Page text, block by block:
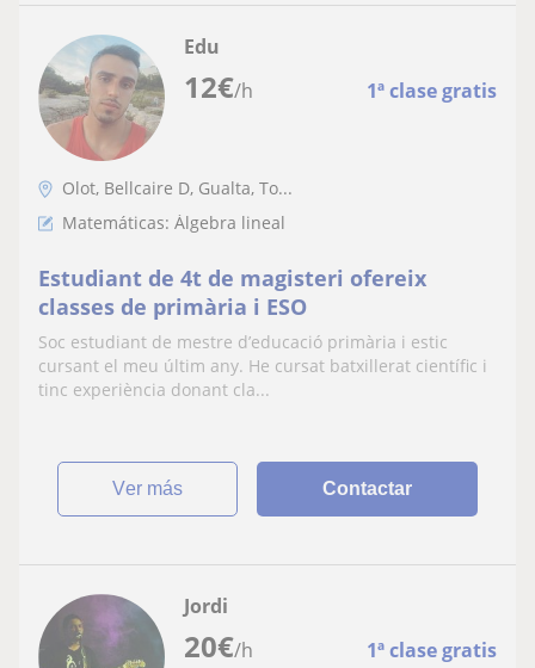
12€/h 1ª clase gratis
Edu
Olot, Bellcaire D, Gualta, To...
Matemáticas: Álgebra lineal
Estudiant de 4t de magisteri ofereix
classes de primària i ESO
Soc estudiant de mestre d’educació primària i estic
cursant el meu últim any. He cursat batxillerat científic i
tinc experiència donant cla...
ver más Contactar
20€/h 1ª clase gratis
Jordi